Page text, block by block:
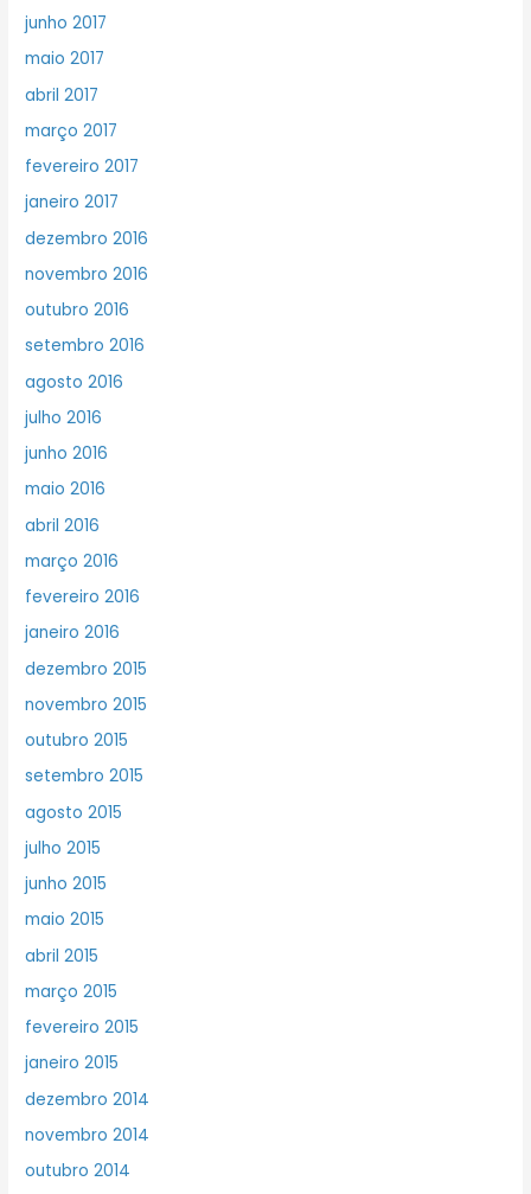
junho 2017
maio 2017
abril 2017
março 2017
fevereiro 2017
janeiro 2017
dezembro 2016
novembro 2016
outubro 2016
setembro 2016
agosto 2016
julho 2016
junho 2016
maio 2016
abril 2016
março 2016
fevereiro 2016
janeiro 2016
dezembro 2015
novembro 2015
outubro 2015
setembro 2015
agosto 2015
julho 2015
junho 2015
maio 2015
abril 2015
março 2015
fevereiro 2015
janeiro 2015
dezembro 2014
novembro 2014
outubro 2014